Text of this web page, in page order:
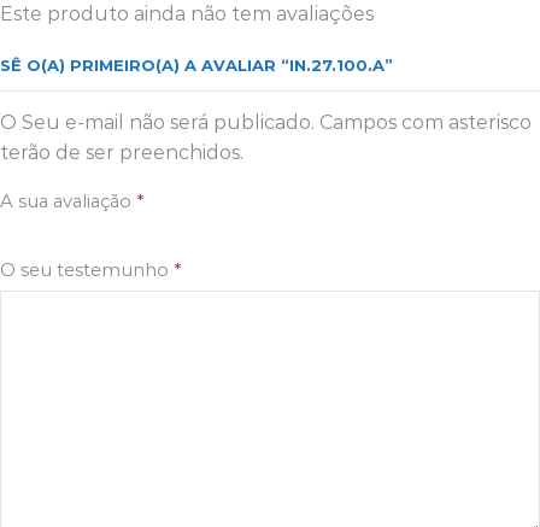
Este produto ainda não tem avaliações
SÊ O(A) PRIMEIRO(A) A AVALIAR “IN.27.100.A”
O Seu e-mail não será publicado. Campos com asterisco
terão de ser preenchidos.
A sua avaliação *
O seu testemunho *